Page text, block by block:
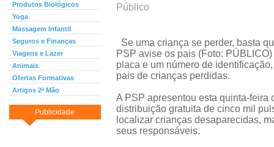
Produtos Biológicos
Yoga
Massagem Infantil
Seguros e Finanças
Viagens e Lazer
Animais
Ofertas Formativas
Artigos 2ª Mão
Publicidade
Público
Se uma criança se perder, basta
PSP avise os pais (Foto:
placa e um número de
pais de crianças perdidas.
A PSP apresentou esta quinta-feira
distribuição gratuita de cinco mil
localizar crianças desaparecidas,
seus responsáveis.